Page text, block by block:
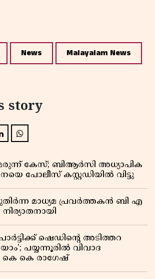
News Malayalam News
story
കേസ്; ബിആർസി അധ്യാപിക
പോലീസ് കസ്റ്റഡിയിൽ വിട്ടു
മുതിർന്ന മാധ്യമ പ്രവർത്തകൻ ബി എ
ഷെഡിൻ്റെ അടിത്തറ
പയ്യന്നൂരിൽ വിവാദ
കെ കെ രാഗേഷ്